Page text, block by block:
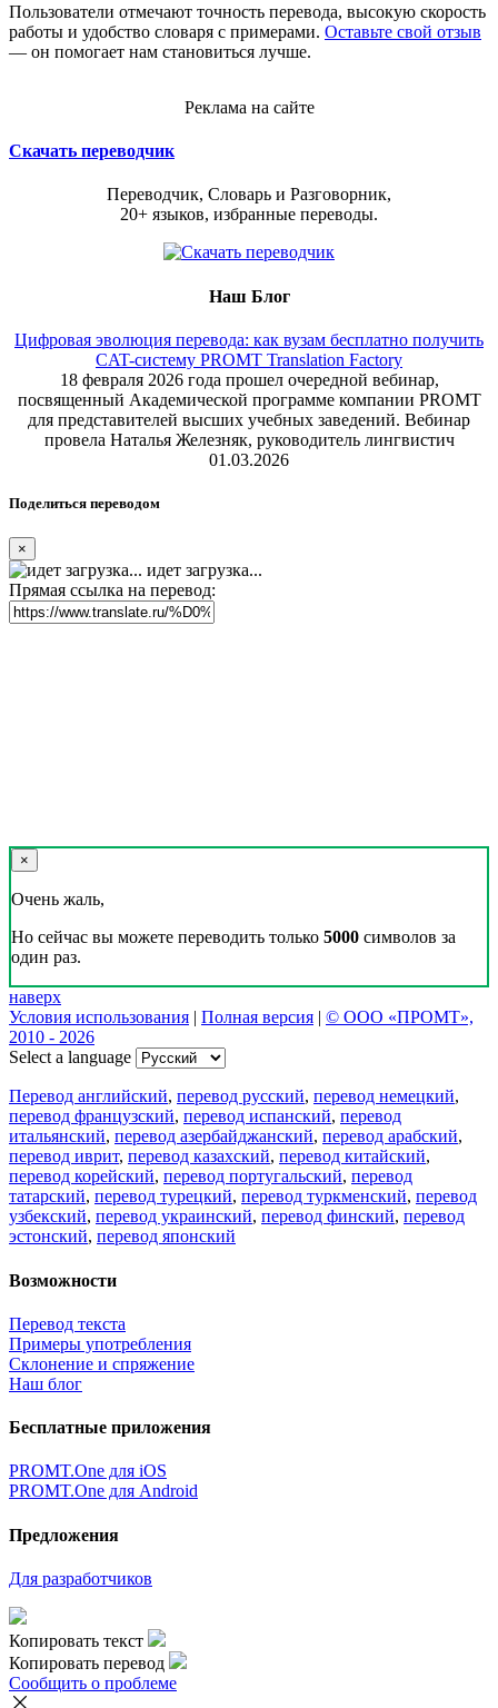
Пользователи отмечают точность перевода, высокую скорость
работы и удобство словаря с примерами. Оставьте свой отзыв
— он помогает нам становиться лучше.
Реклама на сайте
Скачать переводчик
Переводчик, Словарь и Разговорник,
20+ языков, избранные переводы.
Наш Блог
Цифровая эволюция перевода: как вузам бесплатно получить
CAT-систему PROMT Translation Factory
18 февраля 2026 года прошел очередной вебинар,
посвященный Академической программе компании PROMT
для представителей высших учебных заведений. Вебинар
провела Наталья Железняк, руководитель лингвистич
01.03.2026
Поделиться переводом
×
идет загрузка...
Прямая ссылка на перевод:
×
Очень жаль,
Но сейчас вы можете переводить только 5000 символов за
один раз.
наверх
Условия использования | Полная версия | © ООО «ПРОМТ»,
2010 - 2026
Select a language
Перевод английский, перевод русский, перевод немецкий,
перевод французский, перевод испанский, перевод
итальянский, перевод азербайджанский, перевод арабский,
перевод иврит, перевод казахский, перевод китайский,
перевод корейский, перевод португальский, перевод
татарский, перевод турецкий, перевод туркменский, перевод
узбекский, перевод украинский, перевод финский, перевод
эстонский, перевод японский
Возможности
Перевод текста
Примеры употребления
Склонение и спряжение
Наш блог
Бесплатные приложения
PROMT.One для iOS
PROMT.One для Android
Предложения
Для разработчиков
Копировать текст
Копировать перевод
Сообщить о проблеме